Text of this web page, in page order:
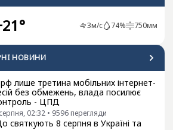
3м/с 74% 750мм
НОВИНИ
лише третина мобільних інтернет-
без обмежень, влада посилює
- ЦПД
02:32 • 9596 перегляди
святкують 8 серпня в Україні та